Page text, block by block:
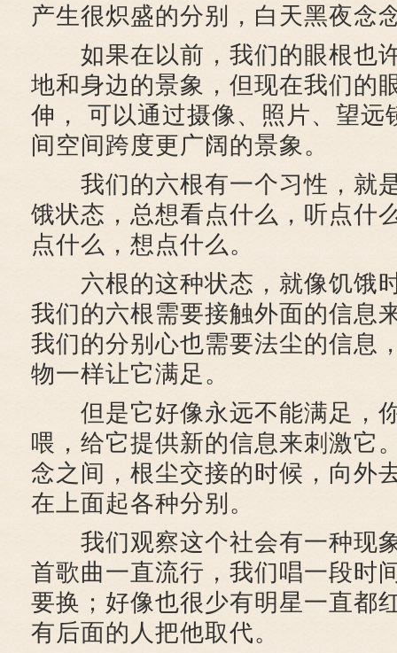
产生很炽盛的分别，白天黑夜念
如果在以前，我们的眼根也
地和身边的景象，但现在我们的
伸， 可以通过摄像、照片、望远
间空间跨度更广阔的景象。
我们的六根有一个习性，就
饿状态，总想看点什么，听点什
点什么，想点什么。
六根的这种状态，就像饥饿
我们的六根需要接触外面的信息
我们的分别心也需要法尘的信息
物一样让它满足。
但是它好像永远不能满足，
喂，给它提供新的信息来刺激它
念之间，根尘交接的时候，向外
在上面起各种分别。
我们观察这个社会有一种现
首歌曲一直流行，我们唱一段时
要换；好像也很少有明星一直都
有后面的人把他取代。